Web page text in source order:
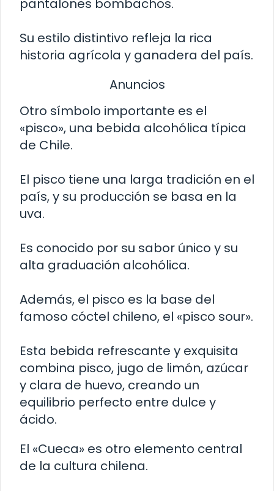
pantalones bombachos.
Su estilo distintivo refleja la rica
historia agrícola y ganadera del país.
Anuncios
Otro símbolo importante es el
«pisco», una bebida alcohólica típica
de Chile.
El pisco tiene una larga tradición en el
país, y su producción se basa en la
uva.
Es conocido por su sabor único y su
alta graduación alcohólica.
Además, el pisco es la base del
famoso cóctel chileno, el «pisco sour».
Esta bebida refrescante y exquisita
combina pisco, jugo de limón, azúcar
y clara de huevo, creando un
equilibrio perfecto entre dulce y
ácido.
El «Cueca» es otro elemento central
de la cultura chilena.